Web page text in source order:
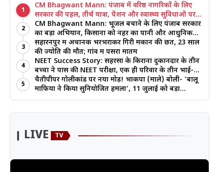
1
CM Bhagwant Mann: पंजाब में वरिष्ठ नागरिकों के लिए
सरकार की पहल, तीर्थ यात्रा, पेंशन और स्वास्थ्य सुविधाओं पर
जोर
2
CM Bhagwant Mann: भूजल बचाने के लिए पंजाब सरकार
का बड़ा अभियान, किसानों को नहर का पानी और आधुनिक
खेती का मिल रहा लाभ
3
सहारनपुर में अचानक भरभराकर गिरी मकान की छत, 23 साल
की ज्योति की मौत; गांव में पसरा मातम
4
NEET Success Story: सहरसा के किराना दुकानदार के तीन
बच्चों ने पास की NEET परीक्षा, एक ही परिवार के तीन भाई-
बहनों ने रचा इतिहास
5
चैतीपीपर गोलीकांड पर नया मोड़! भाकपा (माले) बोली- 'बालू
माफिया ने किया सुनियोजित हमला', 11 जुलाई को बड़ा
आंदोलन
LIVE TV